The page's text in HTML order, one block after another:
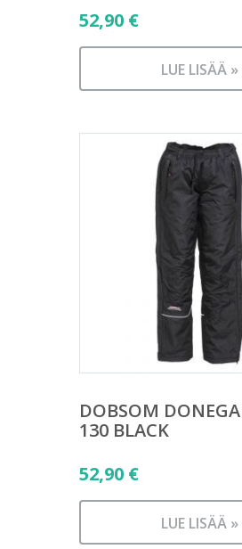
52,90 €
LUE LISÄÄ »
DOBSOM
130 BLACK
52,90 €
LUE LISÄÄ »